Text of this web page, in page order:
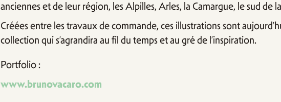
anciennes et de leur région, les Alpilles, Arles, la Camargue, le sud de
Créées entre les travaux de commande, ces illustrations sont
collection qui s’agrandira au fil du temps et au gré de l’inspiration.
Portfolio :
www.brunovacaro.com